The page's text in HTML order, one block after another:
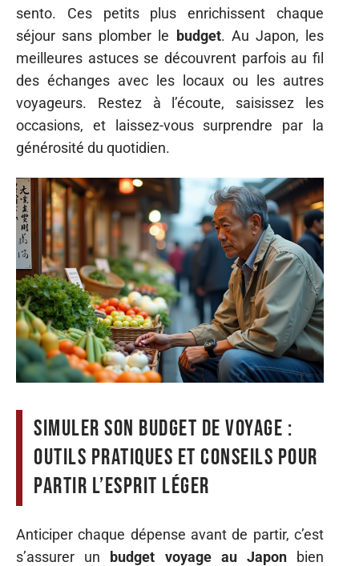
sento. Ces petits plus enrichissent chaque
séjour sans plomber le
budget. Au Japon, les
meilleures astuces se découvrent parfois au fil
des échanges avec les locaux ou les autres
voyageurs. Restez à l’écoute, saisissez les
occasions, et laissez-vous surprendre par la
générosité du quotidien.
Simuler son budget de voyage :
outils pratiques et conseils pour
partir l’esprit léger
Anticiper chaque dépense avant de partir, c’est
s’assurer un
budget voyage au Japonbien